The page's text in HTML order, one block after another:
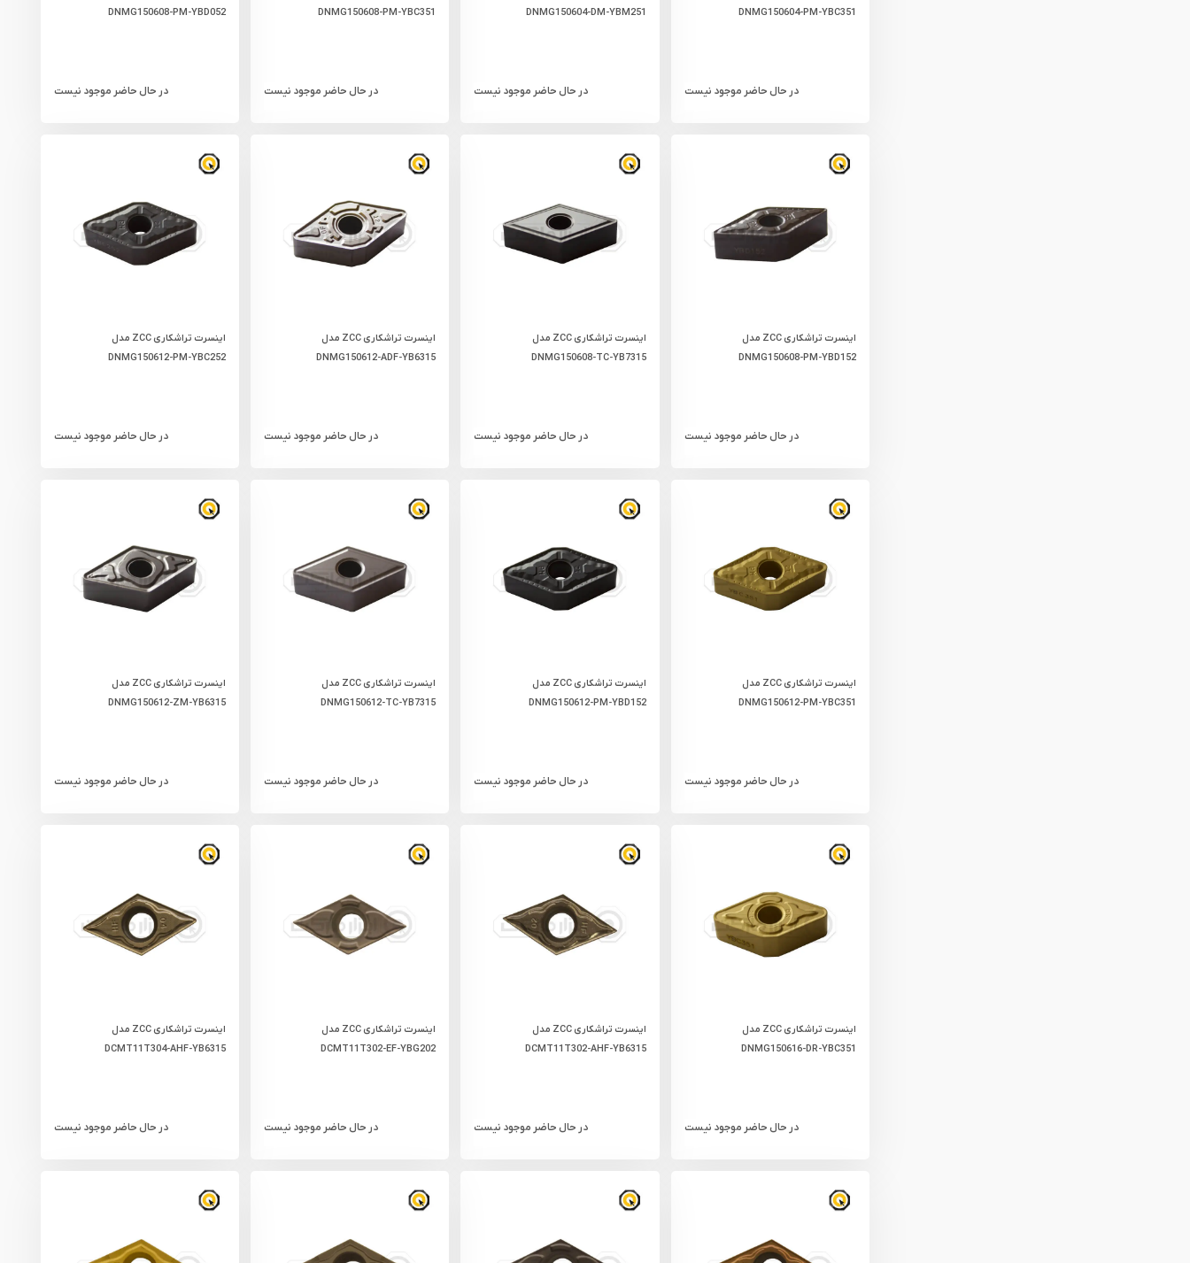
DNMG150604-PM-YBC351
در حال حاضر موجود نیست
DNMG150604-DM-YBM251
در حال حاضر موجود نیست
DNMG150608-PM-YBC351
در حال حاضر موجود نیست
DNMG150608-PM-YBD052
در حال حاضر موجود نیست
اینسرت تراشکاری ZCC مدل
DNMG150608-PM-YBD152
در حال حاضر موجود نیست
اینسرت تراشکاری ZCC مدل
DNMG150608-TC-YB7315
در حال حاضر موجود نیست
اینسرت تراشکاری ZCC مدل
DNMG150612-ADF-YB6315
در حال حاضر موجود نیست
اینسرت تراشکاری ZCC مدل
DNMG150612-PM-YBC252
در حال حاضر موجود نیست
اینسرت تراشکاری ZCC مدل
DNMG150612-PM-YBC351
در حال حاضر موجود نیست
اینسرت تراشکاری ZCC مدل
DNMG150612-PM-YBD152
در حال حاضر موجود نیست
اینسرت تراشکاری ZCC مدل
DNMG150612-TC-YB7315
در حال حاضر موجود نیست
اینسرت تراشکاری ZCC مدل
DNMG150612-ZM-YB6315
در حال حاضر موجود نیست
اینسرت تراشکاری ZCC مدل
DNMG150616-DR-YBC351
در حال حاضر موجود نیست
اینسرت تراشکاری ZCC مدل
DCMT11T302-AHF-YB6315
در حال حاضر موجود نیست
اینسرت تراشکاری ZCC مدل
DCMT11T302-EF-YBG202
در حال حاضر موجود نیست
اینسرت تراشکاری ZCC مدل
DCMT11T304-AHF-YB6315
در حال حاضر موجود نیست